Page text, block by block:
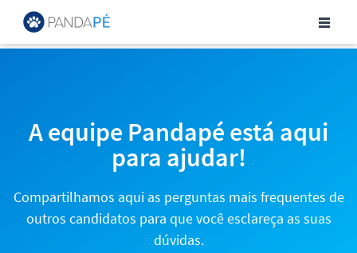
Central de Ajuda para
A equipe Pandapé está aqui
para ajudar!
Compartilhamos aqui as perguntas mais frequentes de
outros candidatos para que você esclareça as suas
dúvidas.